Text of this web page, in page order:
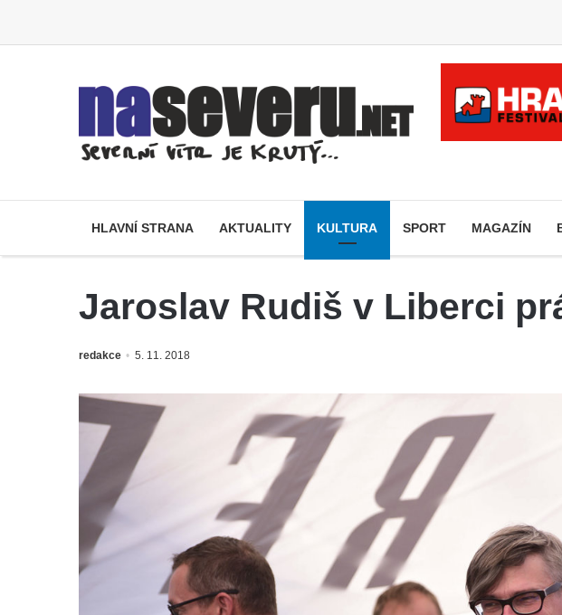
HLAVNÍ STRANA AKTUALITY KULTURA SPORT MAGAZÍN
Jaroslav Rudiš v Liberci
redakce 5. 11. 2018